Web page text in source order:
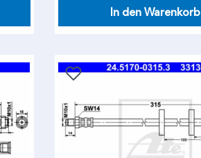
In den Warenkorb